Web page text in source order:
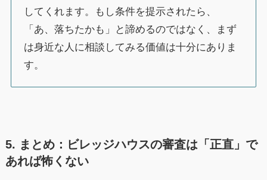
してくれます。もし条件を提示されたら、
「あ、落ちたかも」と諦めるのではなく、まず
は身近な人に相談してみる価値は十分にありま
す。
5. まとめ：ビレッジハウスの審査は「正直」で
あれば怖くない